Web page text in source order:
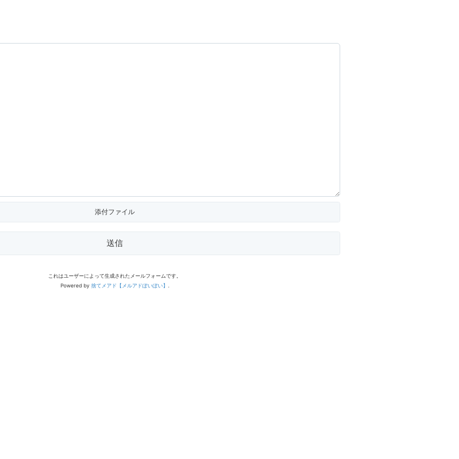
添付ファイル
送信
これはユーザーによって生成されたメールフォームです。
Powered by 捨てメアド【メルアドぽいぽい】